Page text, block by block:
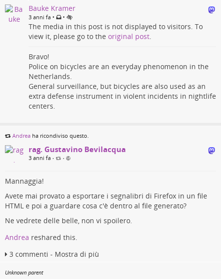
Bauke Kramer
3 anni fa • •
The media in this post is not displayed to visitors. To
view it, please go to the original post.
Bravo!
Police on bicycles are an everyday phenomenon in the
Netherlands.
General surveillance, but bicycles are also used as an
extra defense instrument in violent incidents in nightlife
centers.
Andrea ha ricondiviso questo.
rag. Gustavino Bevilacqua
3 anni fa • •
Mannaggia!
Avete mai provato a esportare i segnalibri di Firefox in un file
HTML e poi a guardare cosa c'è dentro al file generato?
Ne vedrete delle belle, non vi spoilero.
Andrea reshared this.
3 commenti - Mostra di più
Unknown parent